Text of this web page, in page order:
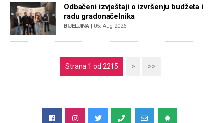
Odbačeni izvještaji o izvršenju budžeta i
radu gradonačelnika
BIJELJINA | 05. Aug 2026
Strana 1 od 2215 > >>